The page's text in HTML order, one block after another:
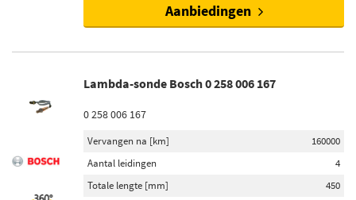
Aanbiedingen
Lambda-sonde Bosch 0 258 006 167
0 258 006 167
Vervangen na [km]
160000
Aantal leidingen
4
Totale lengte [mm]
450